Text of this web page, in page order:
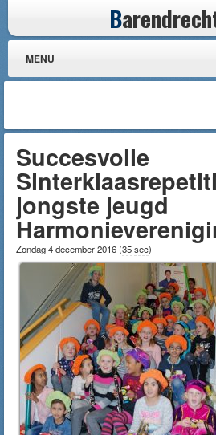
B
MENU
Succesvolle
jongste jeugd
Zondag 4 december 2016(35 sec)